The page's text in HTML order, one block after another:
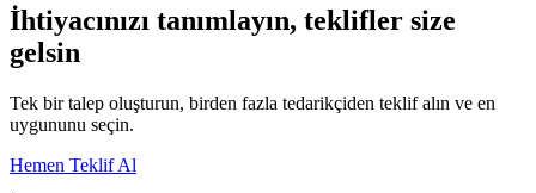
İhtiyacınızı tanımlayın, teklifler size
gelsin
Tek bir talep oluşturun, birden fazla tedarikçiden teklif alın ve en
uygununu seçin.
Hemen Teklif Al